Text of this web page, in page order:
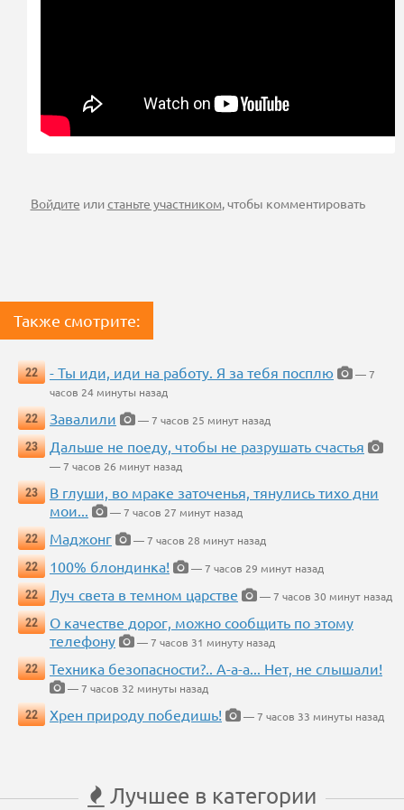
Войдите илистаньте участником, чтобы комментировать
Также смотрите:
22 - Ты иди, иди на работу. Я за тебя посплю
— 7
часов 24 минуты назад
22
Завалили
— 7 часов 25 минут назад
23
Дальше не поеду, чтобы не разрушать счастья
— 7 часов 26 минут назад
23
В глуши, во мраке заточенья, тянулись тихо дни
мои...
— 7 часов 27 минут назад
22
Маджонг
— 7 часов 28 минут назад
22
100% блондинка!
— 7 часов 29 минут назад
22
Луч света в темном царстве
— 7 часов 30 минут назад
22
О качестве дорог, можно сообщить по этому
телефону
— 7 часов 31 минуту назад
22
Техника безопасности?.. А-а-а... Нет, не слышали!
— 7 часов 32 минуты назад
22
Хрен природу победишь! — 7 часов 33 минуты назад
Лучшее в категории